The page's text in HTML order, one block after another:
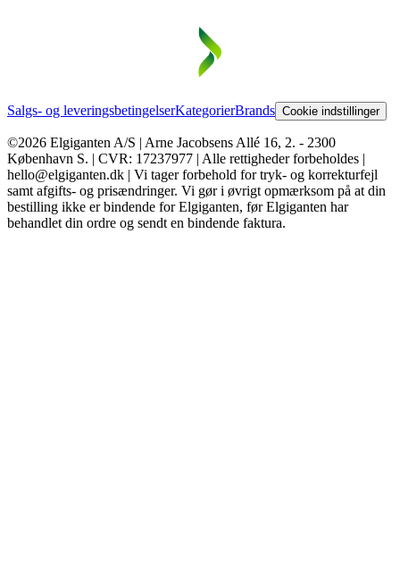
Salgs- og leveringsbetingelserKategorierBrands Cookie indstillinger
©2026 Elgiganten A/S | Arne Jacobsens Allé 16, 2. - 2300
København S. | CVR: 17237977 | Alle rettigheder forbeholdes |
hello@elgiganten.dk | Vi tager forbehold for tryk- og korrekturfejl
samt afgifts- og prisændringer. Vi gør i øvrigt opmærksom på at din
bestilling ikke er bindende for Elgiganten, før Elgiganten har
behandlet din ordre og sendt en bindende faktura.